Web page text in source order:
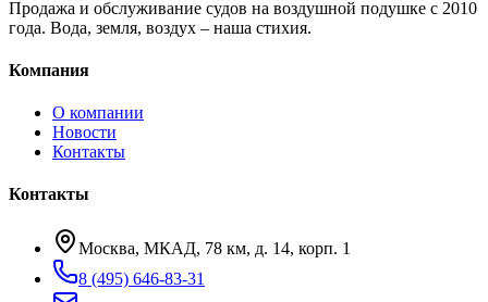
Продажа и обслуживание судов на воздушной подушке с 2010
года. Вода, земля, воздух – наша стихия.
Компания
О компании
Новости
Контакты
Контакты
Москва, МКАД, 78 км, д. 14, корп. 1
8 (495) 646-83-31